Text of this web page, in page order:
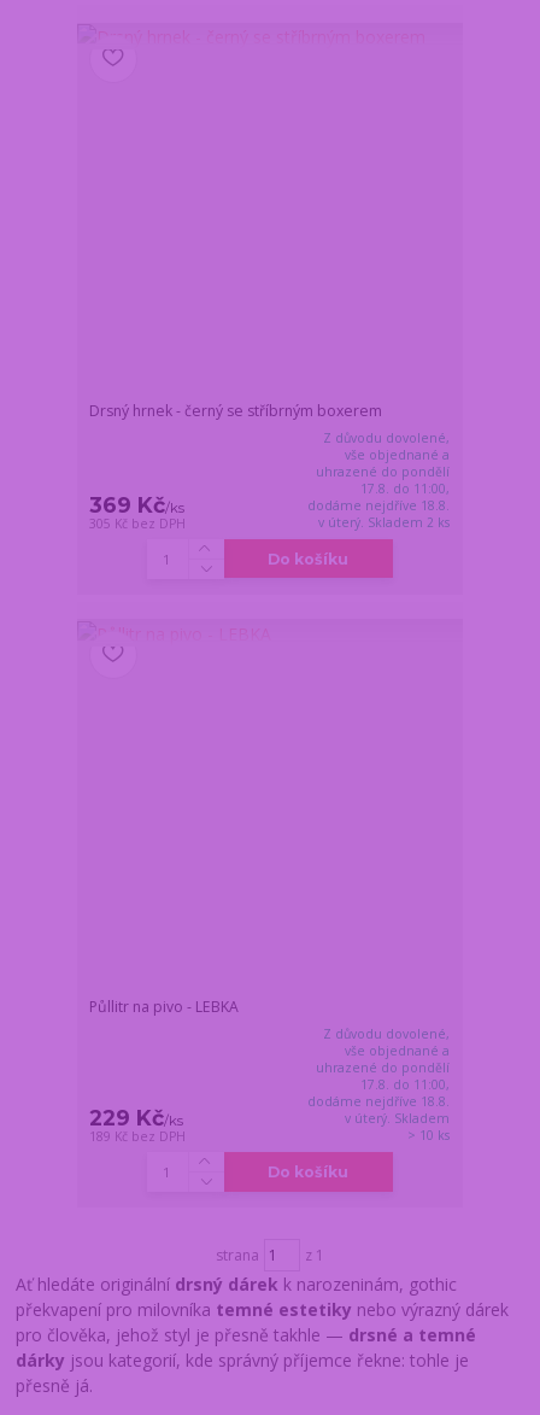
Drsný hrnek - černý se stříbrným boxerem
369 Kč/ks
305 Kč bez DPH
Z důvodu dovolené,
vše objednané a
uhrazené do pondělí
17.8. do 11:00,
dodáme nejdříve 18.8.
v úterý. Skladem 2 ks
Do košíku
Půllitr na pivo - LEBKA
229 Kč/ks
189 Kč bez DPH
Z důvodu dovolené,
vše objednané a
uhrazené do pondělí
17.8. do 11:00,
dodáme nejdříve 18.8.
v úterý. Skladem
> 10 ks
Do košíku
strana z 1
Ať hledáte originální drsný dárek k narozeninám, gothic
překvapení pro milovníka temné estetiky nebo výrazný dárek
pro člověka, jehož styl je přesně takhle — drsné a temné
dárky jsou kategorií, kde správný příjemce řekne: tohle je
přesně já.